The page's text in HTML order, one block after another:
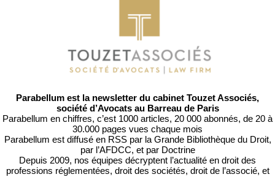
Parabellum est la newsletter du cabinet Touzet Associés,
société d’Avocats au Barreau de Paris
Parabellum en chiffres, c’est 1000 articles, 20 000 abonnés, de 20 à
30.000 pages vues chaque mois
Parabellum est diffusé en RSS par la Grande Bibliothèque du Droit,
par l’AFDCC, et par Doctrine
Depuis 2009, nos équipes décryptent l’actualité en droit des
professions réglementées, droit des sociétés, droit de l’associé, et